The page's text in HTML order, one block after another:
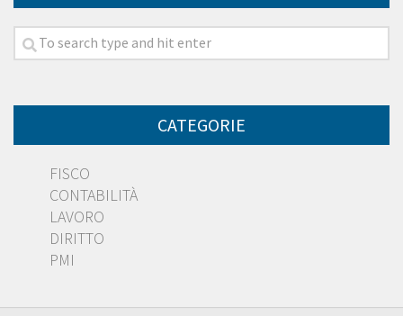
CATEGORIE
FISCO
CONTABILITÀ
LAVORO
DIRITTO
PMI